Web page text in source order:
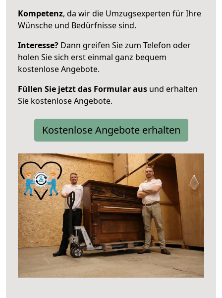
Kompetenz, da wir die Umzugsexperten für Ihre
Wünsche und Bedürfnisse sind.
Interesse? Dann greifen Sie zum Telefon oder
holen Sie sich erst einmal ganz bequem
kostenlose Angebote.
Füllen Sie jetzt das Formular aus und erhalten
Sie kostenlose Angebote.
Kostenlose Angebote erhalten